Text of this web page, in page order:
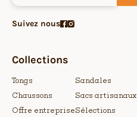
Suivez nous
Collections
Tongs
Chaussons
Offre entreprise
Sandales
Sacs artisanaux
Sélections